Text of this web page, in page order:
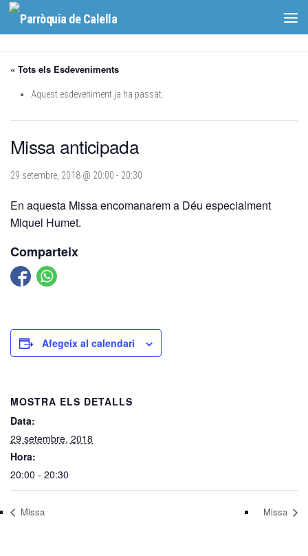
Skip to content
« Tots els Esdeveniments
Aquest esdeveniment ja ha passat.
Missa anticipada
29 setembre, 2018 @ 20:00 - 20:30
En aquesta Missa encomanarem a Déu especialment
Miquel Humet.
Comparteix
Afegeix al calendari
MOSTRA ELS DETALLS
Data:
29 setembre, 2018
Hora:
20:00 - 20:30
Missa Missa